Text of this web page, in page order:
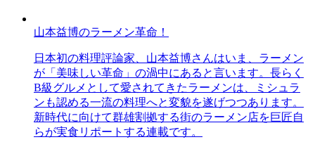
山本益博のラーメン革命！
日本初の料理評論家、山本益博さんはいま、ラーメン
が「美味しい革命」の渦中にあると言います。長らく
B級グルメとして愛されてきたラーメンは、ミシュラ
ンも認める一流の料理へと変貌を遂げつつあります。
新時代に向けて群雄割拠する街のラーメン店を巨匠自
らが実食リポートする連載です。